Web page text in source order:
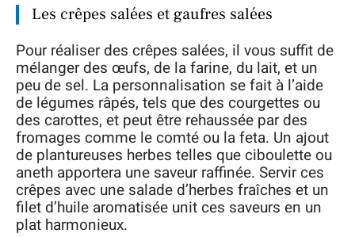
Les crêpes salées et gaufres salées
Pour réaliser des crêpes salées, il vous suffit de
mélanger des œufs, de la farine, du lait, et un
peu de sel. La personnalisation se fait à l’aide
de légumes râpés, tels que des courgettes ou
des carottes, et peut être rehaussée par des
fromages comme le comté ou la feta. Un ajout
de plantureuses herbes telles que ciboulette ou
aneth apportera une saveur raffinée. Servir ces
crêpes avec une salade d’herbes fraîches et un
filet d’huile aromatisée unit ces saveurs en un
plat harmonieux.